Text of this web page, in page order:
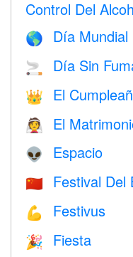
Control Del
🌎 Día Mundial
🚬 Día Sin
👑 El
👰 El
👽 Espacio
🇨🇳 Festival Del
💪 Festivus
🎉 Fiesta